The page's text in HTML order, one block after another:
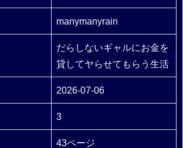
manymanyrain
だらしないギャルにお金を
貸してヤらせてもらう生活
2026-07-06
3
43ページ